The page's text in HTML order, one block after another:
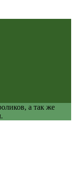
а так же